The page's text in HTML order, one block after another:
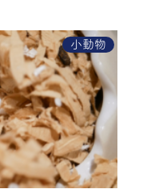
小動物